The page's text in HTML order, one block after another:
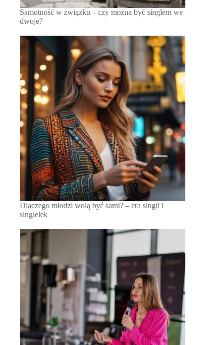
Samotność w związku – czy można być singlem we
dwoje?
Dlaczego młodzi wolą być sami? – era singli i
singielek